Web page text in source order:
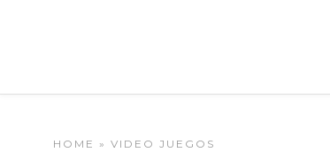
HOME » VIDEO JUEGOS